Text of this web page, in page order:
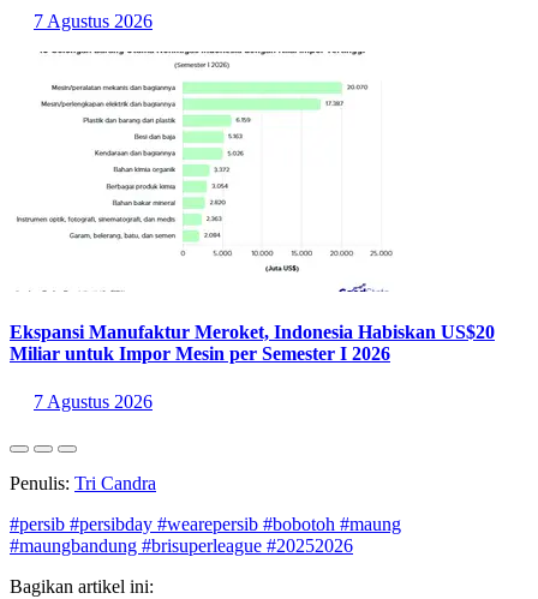
7 Agustus 2026
Ekspansi Manufaktur Meroket, Indonesia Habiskan US$20
Miliar untuk Impor Mesin per Semester I 2026
7 Agustus 2026
Penulis: Tri Candra
#persib #persibday #wearepersib #bobotoh #maung
#maungbandung #brisuperleague #20252026
Bagikan artikel ini: